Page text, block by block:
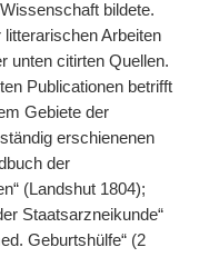
bildete.
Arbeiten
unten citirten Quellen.
Publicationen betrifft
Gebiete der
erschienenen
der
(Landshut 1804);
Staatsarzneikunde“
Geburtshülfe“ (2